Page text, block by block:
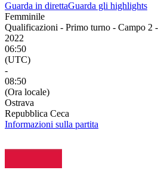
Guarda in direttaGuarda gli highlights
Femminile
Qualificazioni - Primo turno - Campo 2
2022
06:50
(UTC)
-
08:50
(Ora locale)
Ostrava
Repubblica Ceca
Informazioni sulla partita